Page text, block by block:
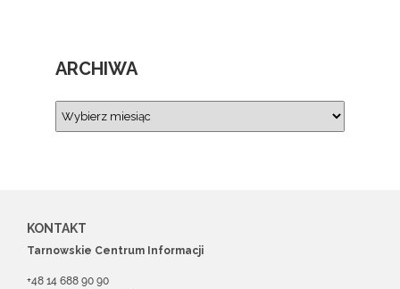
ARCHIWA
KONTAKT
Tarnowskie Centrum Informacji
+48 14 688 90 90